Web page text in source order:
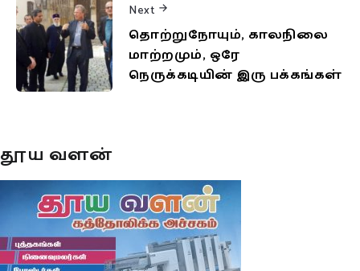
Next
தொற்றுநோயும், காலநிலை
மாற்றமும், ஒரே
நெருக்கடியின் இரு பக்கங்கள்
தூய வளன்